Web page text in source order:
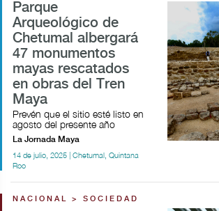
Parque
Arqueológico de
Chetumal albergará
47 monumentos
mayas rescatados
en obras del Tren
Maya
Prevén que el sitio esté listo en
agosto del presente año
La Jornada Maya
14 de julio, 2025 | Chetumal, Quintana
Roo
NACIONAL > SOCIEDAD